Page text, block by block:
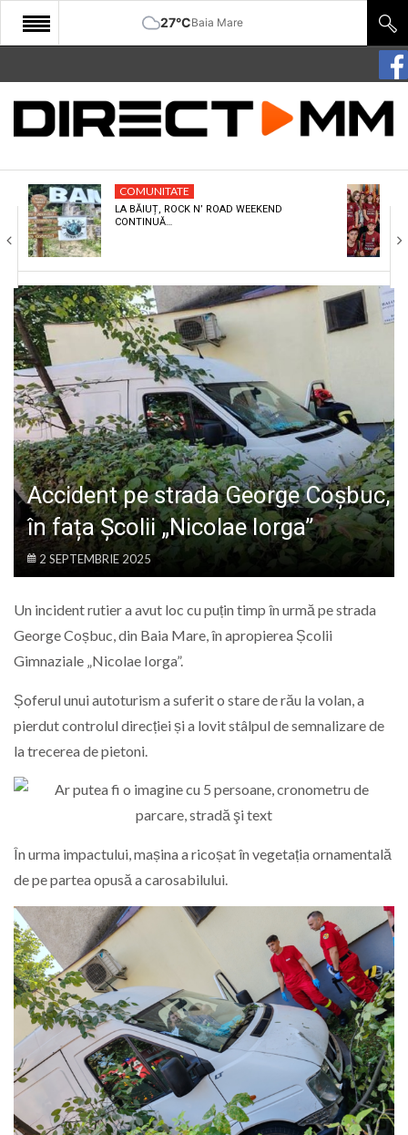
27°CBaia Mare
START
COMUNITATE
CULTURA
ECONOMIE
SANATATE
SPORT
SPECIAL
POLITIC
LIFE
COMUNITATE
LA BĂIUȚ, ROCK N’ ROAD WEEKEND
CONTINUĂ…
Accident pe strada George Coșbuc,
în fața Școlii „Nicolae Iorga”
2 SEPTEMBRIE 2025
Un incident rutier a avut loc cu puțin timp în urmă pe strada
George Coșbuc, din Baia Mare, în apropierea Școlii
Gimnaziale „Nicolae Iorga”.
Șoferul unui autoturism a suferit o stare de rău la volan, a
pierdut controlul direcției și a lovit stâlpul de semnalizare de
la trecerea de pietoni.
În urma impactului, mașina a ricoșat în vegetația ornamentală
de pe partea opusă a carosabilului.